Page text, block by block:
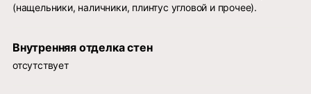
(нащельники, наличники, плинтус угловой и прочее).
Внутренняя отделка стен
отсутствует